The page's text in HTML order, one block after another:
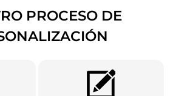
PROCESO DE